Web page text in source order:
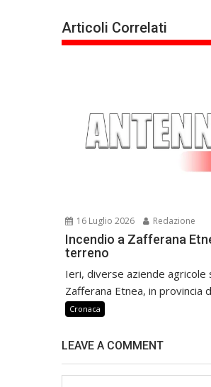
Articoli Correlati
16 Luglio 2026 Redazione
Incendio a Zafferana
terreno
Ieri, diverse aziende
Zafferana Etnea, in provincia
Cronaca
LEAVE A COMMENT